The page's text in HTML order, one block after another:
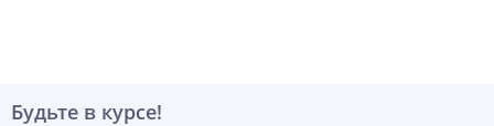
Будьте в курсе!